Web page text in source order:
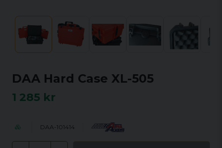
DAA Hard Case XL-505
1 285 kr
DAA-101414